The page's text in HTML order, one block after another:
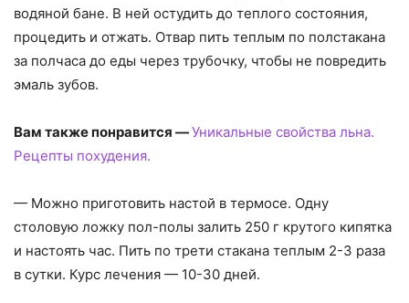
водяной бане. В ней остудить до теплого состояния,
процедить и отжать. Отвар пить теплым по полстакана
за полчаса до еды через трубочку, чтобы не повредить
эмаль зубов.
Вам также понравится —Уникальные свойства льна.
Рецепты похудения.
— Можно приготовить настой в термосе. Одну
столовую ложку пол-полы залить 250 г крутого кипятка
и настоять час. Пить по трети стакана теплым 2-3 раза
в сутки. Курс лечения — 10-30 дней.